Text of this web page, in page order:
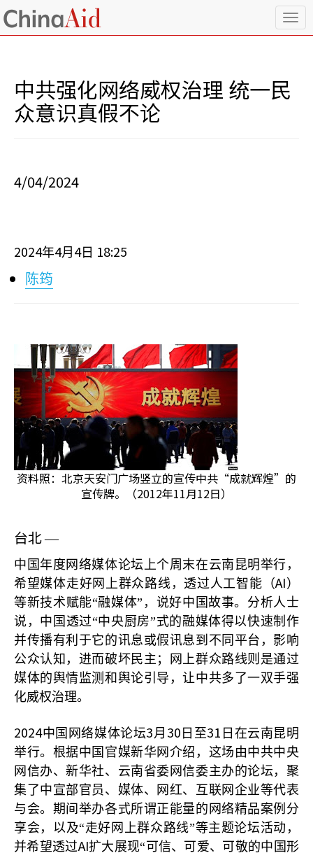
T
o
中共强化网络威权治理 统一民
众意识真假不论
4/04/2024
2024年4月 4日 18:25
陈筠
资料照：北京天安门广场竖立的宣传中共“成就辉煌”的
宣传牌。（2012年11月12日）
台北—
中国年度网络媒体论坛上个周末在云南昆明举行，
希望媒体走好网上群众路线，透过人工智能（AI ）
等新技术赋能“融媒体”，说好中国故事。分析人士
说，中国透过“中央厨房”式的融媒体得以快速制作
并传播有利于它的讯息或假讯息到不同平台，影响
公众认知，进而破坏民主；网上群众路线则是通过
媒体的舆情监测和舆论引导，让中共多了一双手强
化威权治理。
2024中国网络媒体论坛3月 30 日至31 日在云南昆明
举行。根据中国官媒新华网介绍，这场由中共中央
网信办、新华社、云南省委网信委主办的论坛，聚
集了中宣部官员、媒体、网红、互联网企业等代表
与会。期间举办各式所谓正能量的网络精品案例分
享会，以及“走好网上群众路线”等主题论坛活动，
并希望透过AI扩大展现“可信、可爱、可敬的中国形